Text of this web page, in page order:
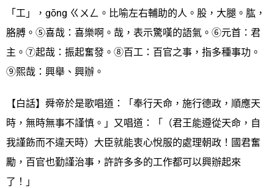
「工」，gōng ㄍㄨㄥ。比喻左右輔助的人。股，大腿。肱，
胳膊。⑤喜哉：喜樂啊。哉，表示驚嘆的語氣。⑥元首：君
主。⑦起哉：振起奮發。⑧百工：百官之事，指多種事功。
⑨熙哉：興舉、興辦。
【白話】舜帝於是歌唱道：「奉行天命，施行德政，順應天
時，無時無事不謹慎。」又唱道：「（君王能遵從天命，自
我謹飭而不違天時）大臣就能衷心悅服的處理朝政！國君奮
勵，百官也勤謹治事，許許多多的工作都可以興辦起來
了！」